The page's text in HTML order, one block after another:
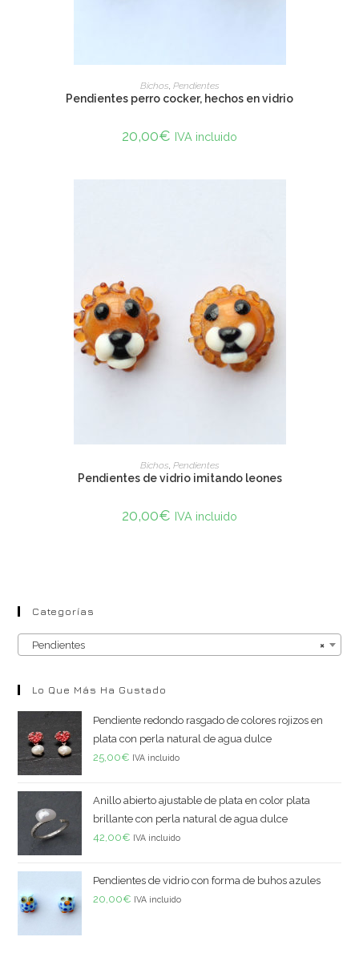
SELECT OPTIONS
Bichos, Pendientes
Pendientes perro cocker, hechos en vidrio
20,00€ IVA incluido
SELECT OPTIONS
Bichos Pendientes
Pendientes de vidrio imitando leones
20,00€ IVA incluido
Categorías
×
Pendientes
Lo Que Más Ha Gustado
Pendiente redondo rasgado de colores rojizos en
plata con perla natural de agua dulce
25,00€ IVA incluido
Anillo abierto ajustable de plata en color plata
brillante con perla natural de agua dulce
42,00€ IVA incluido
Pendientes de vidrio con forma de buhos azules
20,00€ IVA incluido